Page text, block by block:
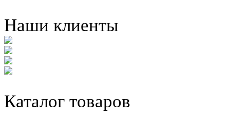
Наши клиенты
Каталог товаров